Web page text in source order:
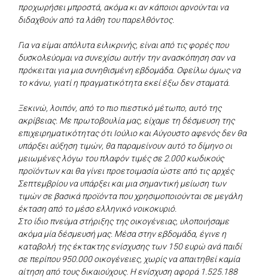
προχωρήσει μπροστά, ακόμα κι αν κάποιοι αρνούνται να
διδαχθούν από τα λάθη του παρελθόντος.
Για να είμαι απόλυτα ειλικρινής, είναι από τις φορές που
δυσκολεύομαι να συνεχίσω αυτήν την ανασκόπηση σαν να
πρόκειται για μια συνηθισμένη εβδομάδα. Οφείλω όμως να
το κάνω, γιατί η πραγματικότητα εκεί έξω δεν σταματά.
Ξεκινώ, λοιπόν, από το πιο πιεστικό μέτωπο, αυτό της
ακρίβειας. Με πρωτοβουλία μας, είχαμε τη δέσμευση της
επιχειρηματικότητας ότι Ιούλιο και Αύγουστο αφενός δεν θα
υπάρξει αύξηση τιμών, θα παραμείνουν αυτό το δίμηνο οι
μειωμένες λόγω του πλαφόν τιμές σε 2.000 κωδικούς
προϊόντων και θα γίνει προετοιμασία ώστε από τις αρχές
Σεπτεμβρίου να υπάρξει και μια σημαντική μείωση των
τιμών σε βασικά προϊόντα που χρησιμοποιούνται σε μεγάλη
έκταση από το μέσο ελληνικό νοικοκυριό.
Στο ίδιο πνεύμα στήριξης της οικογένειας, υλοποιήσαμε
ακόμα μία δέσμευσή μας. Μέσα στην εβδομάδα, έγινε η
καταβολή της έκτακτης ενίσχυσης των 150 ευρώ ανά παιδί
σε περίπου 950.000 οικογένειες, χωρίς να απαιτηθεί καμία
αίτηση από τους δικαιούχους. Η ενίσχυση αφορά 1.525.188